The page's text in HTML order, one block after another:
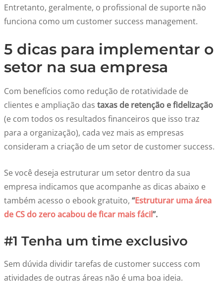
Entretanto, geralmente, o profissional de suporte não
funciona como um customer success management.
5 dicas para implementar o
setor na sua empresa
Com benefícios como redução de rotatividade de
clientes e ampliação das taxas de retenção e fidelização
(e com todos os resultados financeiros que isso traz
para a organização), cada vez mais as empresas
consideram a criação de um setor de customer success.
Se você deseja estruturar um setor dentro da sua
empresa indicamos que acompanhe as dicas abaixo e
também acesso o ebook gratuito, “Estruturar uma área
de CS do zero acabou de ficar mais fácil”.
#1 Tenha um time exclusivo
Sem dúvida dividir tarefas de customer success com
atividades de outras áreas não é uma boa ideia.